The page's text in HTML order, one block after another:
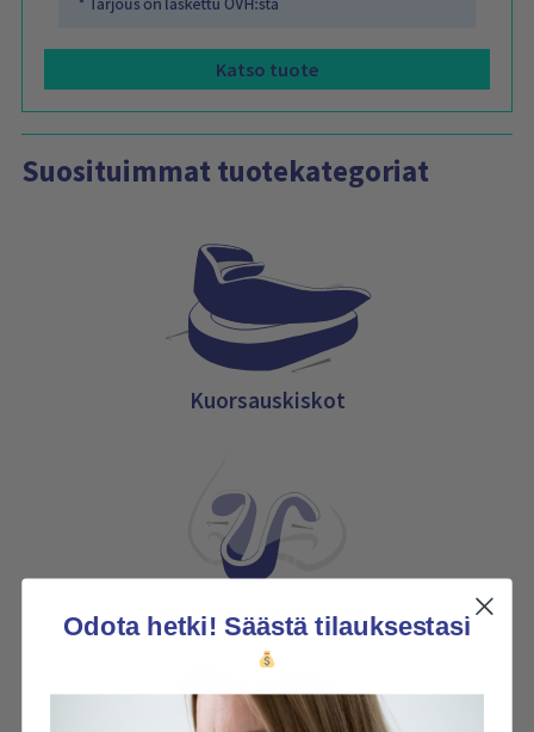
Katso tuote
Suosituimmat tuotekategoriat
Kuorsauskiskot
Sieraintenlaajentajat
Odota hetki! Säästä tilauksestasi